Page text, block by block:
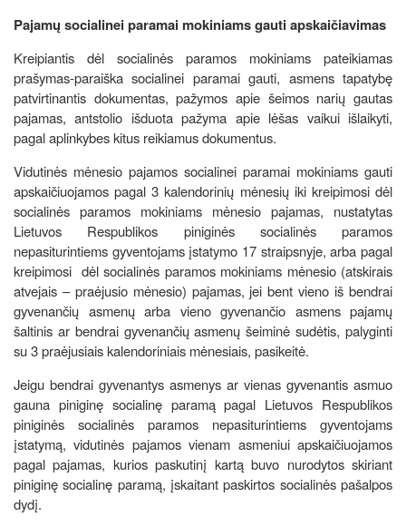
Pajamų socialinei paramai mokiniams gauti apskaičiavimas
Kreipiantis dėl socialinės paramos mokiniams pateikiamas
prašymas-paraiška socialinei paramai gauti, asmens tapatybę
patvirtinantis dokumentas, pažymos apie šeimos narių gautas
pajamas, antstolio išduota pažyma apie lėšas vaikui išlaikyti,
pagal aplinkybes kitus reikiamus dokumentus.
Vidutinės mėnesio pajamos socialinei paramai mokiniams gauti
apskaičiuojamos pagal 3 kalendorinių mėnesių iki kreipimosi dėl
socialinės paramos mokiniams mėnesio pajamas, nustatytas
Lietuvos Respublikos piniginės socialinės paramos
nepasiturintiems gyventojams įstatymo 17 straipsnyje, arba pagal
kreipimosi dėl socialinės paramos mokiniams mėnesio (atskirais
atvejais – praėjusio mėnesio) pajamas, jei bent vieno iš bendrai
gyvenančių asmenų arba vieno gyvenančio asmens pajamų
šaltinis ar bendrai gyvenančių asmenų šeiminė sudėtis, palyginti
su 3 praėjusiais kalendoriniais mėnesiais, pasikeitė.
Jeigu bendrai gyvenantys asmenys ar vienas gyvenantis asmuo
gauna piniginę socialinę paramą pagal Lietuvos Respublikos
piniginės socialinės paramos nepasiturintiems gyventojams
įstatymą, vidutinės pajamos vienam asmeniui apskaičiuojamos
pagal pajamas, kurios paskutinį kartą buvo nurodytos skiriant
piniginę socialinę paramą, įskaitant paskirtos socialinės pašalpos
dydį.